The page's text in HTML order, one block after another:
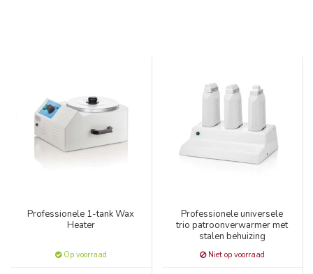
Professionele 1-tank Wax
Heater
Op voorraad
Professionele universele
trio patroonverwarmer met
stalen behuizing
Niet op voorraad